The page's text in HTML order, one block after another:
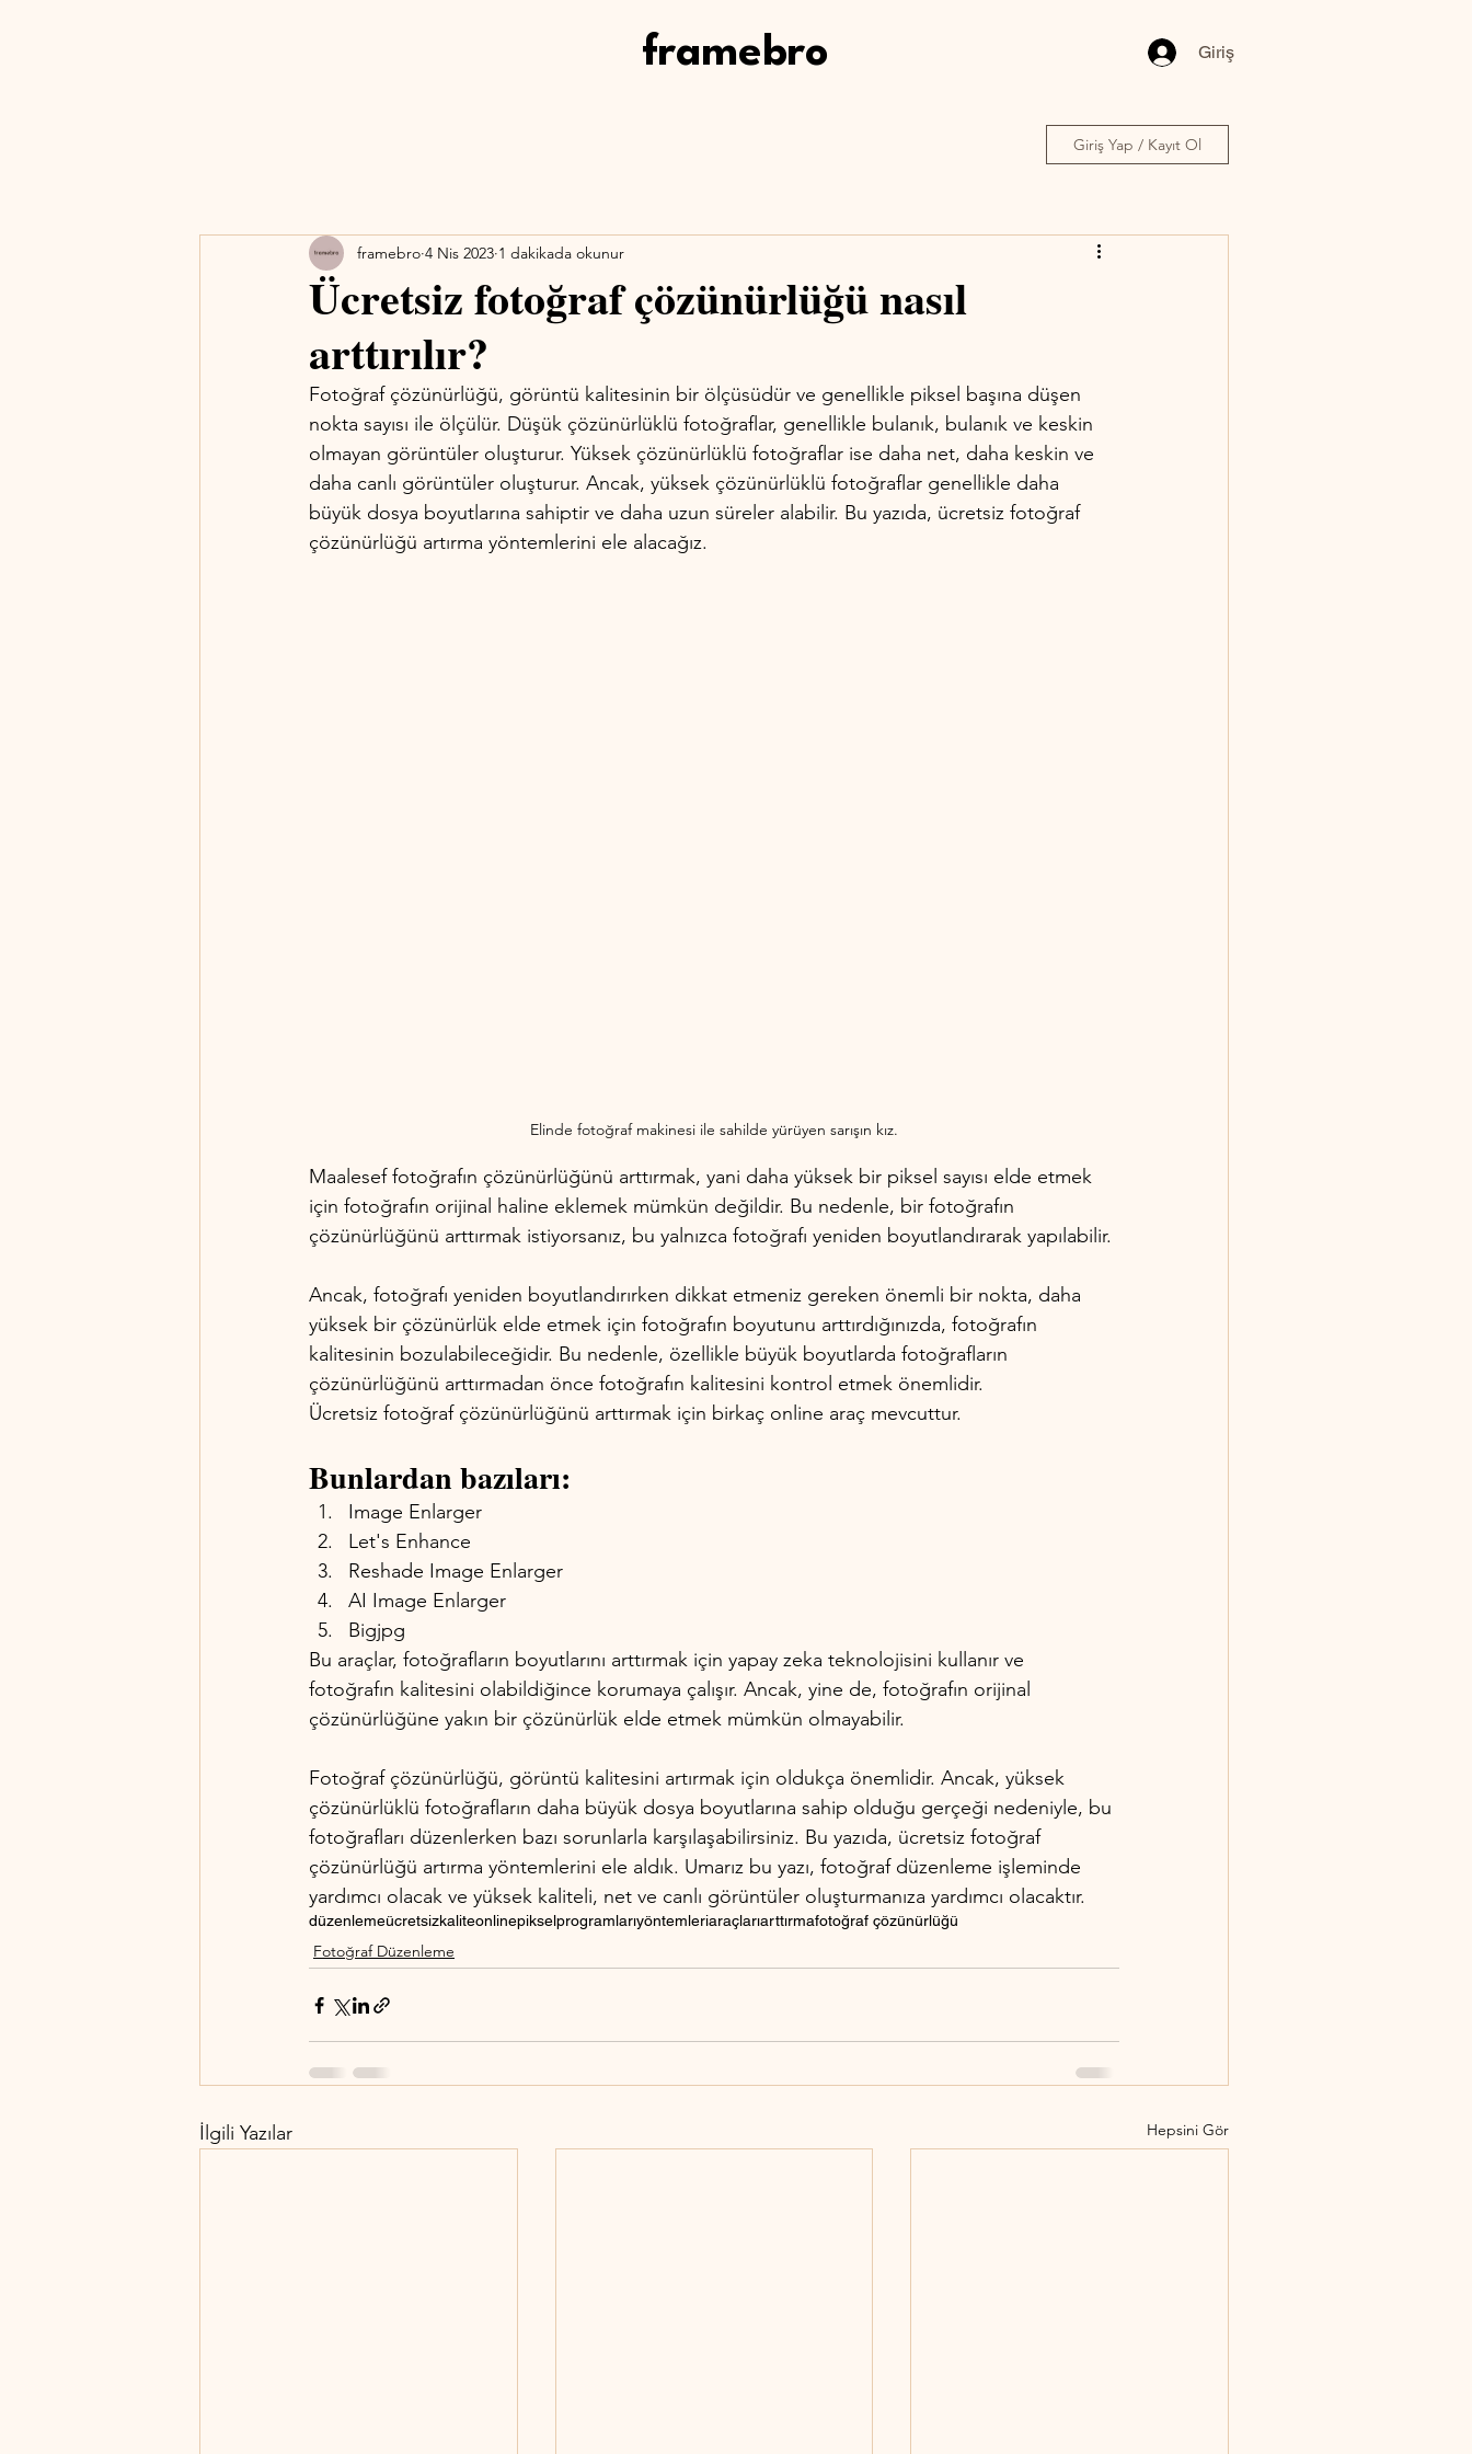
framebro Giriş
Giriş Yap / Kayıt Ol
Ücretsiz fotoğraf çözünürlüğü nasıl
arttırılır?
framebro 4 Nis 2023 1 dakikada okunur
Fotoğraf çözünürlüğü, görüntü kalitesinin bir ölçüsüdür ve genellikle piksel başına düşen
nokta sayısı ile ölçülür. Düşük çözünürlüklü fotoğraflar, genellikle bulanık, bulanık ve keskin
olmayan görüntüler oluşturur. Yüksek çözünürlüklü fotoğraflar ise daha net, daha keskin ve
daha canlı görüntüler oluşturur. Ancak, yüksek çözünürlüklü fotoğraflar genellikle daha
büyük dosya boyutlarına sahiptir ve daha uzun süreler alabilir. Bu yazıda, ücretsiz fotoğraf
çözünürlüğü artırma yöntemlerini ele alacağız.
Elinde fotoğraf makinesi ile sahilde yürüyen sarışın kız.
Maalesef fotoğrafın çözünürlüğünü arttırmak, yani daha yüksek bir piksel sayısı elde etmek
için fotoğrafın orijinal haline eklemek mümkün değildir. Bu nedenle, bir fotoğrafın
çözünürlüğünü arttırmak istiyorsanız, bu yalnızca fotoğrafı yeniden boyutlandırarak yapılabilir.
Ancak, fotoğrafı yeniden boyutlandırırken dikkat etmeniz gereken önemli bir nokta, daha
yüksek bir çözünürlük elde etmek için fotoğrafın boyutunu arttırdığınızda, fotoğrafın
kalitesinin bozulabileceğidir. Bu nedenle, özellikle büyük boyutlarda fotoğrafların
çözünürlüğünü arttırmadan önce fotoğrafın kalitesini kontrol etmek önemlidir.
Ücretsiz fotoğraf çözünürlüğünü arttırmak için birkaç online araç mevcuttur.
Bunlardan bazıları:
Image Enlarger
Let's Enhance
Reshade Image Enlarger
AI Image Enlarger
Bigjpg
Bu araçlar, fotoğrafların boyutlarını arttırmak için yapay zeka teknolojisini kullanır ve
fotoğrafın kalitesini olabildiğince korumaya çalışır. Ancak, yine de, fotoğrafın orijinal
çözünürlüğüne yakın bir çözünürlük elde etmek mümkün olmayabilir.
Fotoğraf çözünürlüğü, görüntü kalitesini artırmak için oldukça önemlidir. Ancak, yüksek
çözünürlüklü fotoğrafların daha büyük dosya boyutlarına sahip olduğu gerçeği nedeniyle, bu
fotoğrafları düzenlerken bazı sorunlarla karşılaşabilirsiniz. Bu yazıda, ücretsiz fotoğraf
çözünürlüğü artırma yöntemlerini ele aldık. Umarız bu yazı, fotoğraf düzenleme işleminde
yardımcı olacak ve yüksek kaliteli, net ve canlı görüntüler oluşturmanıza yardımcı olacaktır.
düzenlemeücretsizkaliteonlinepikselprogramlarıyöntemleriaraçlarıarttırmafotoğraf çözünürlüğü
Fotoğraf Düzenleme
İlgili Yazılar Hepsini Gör